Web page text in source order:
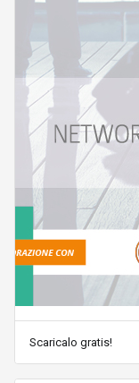
Scaricalo gratis!